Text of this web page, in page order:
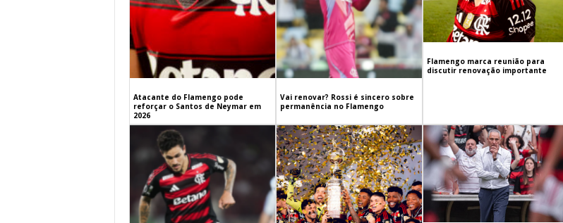
Atacante do Flamengo pode
reforçar o Santos de Neymar em
2026
Vai renovar? Rossi é sincero sobre
permanência no Flamengo
Flamengo marca reunião para
discutir renovação importante